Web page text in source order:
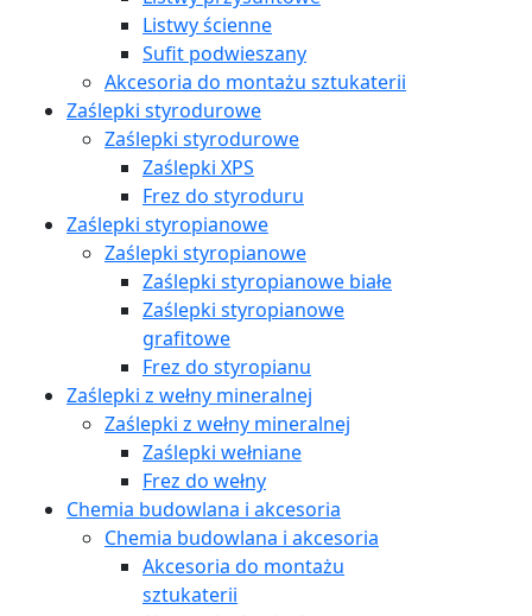
Listwy ścienne
Sufit podwieszany
Akcesoria do montażu sztukaterii
Zaślepki styrodurowe
Zaślepki styrodurowe
Zaślepki XPS
Frez do styroduru
Zaślepki styropianowe
Zaślepki styropianowe
Zaślepki styropianowe białe
Zaślepki styropianowe
grafitowe
Frez do styropianu
Zaślepki z wełny mineralnej
Zaślepki z wełny mineralnej
Zaślepki wełniane
Frez do wełny
Chemia budowlana i akcesoria
Chemia budowlana i akcesoria
Akcesoria do montażu
sztukaterii